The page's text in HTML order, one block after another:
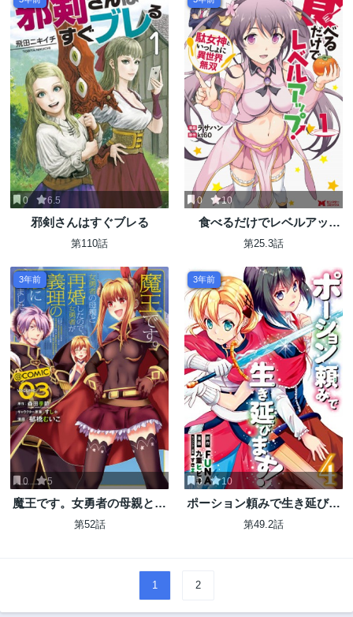
0 6.5
邪剣さんはすぐブレる
第110話
0 10
食べるだけでレベルアッ
プ！ ～駄女神といっしょに
第25.3話
3年前
0 5
魔王です。女勇者の母親と再
婚したので、女勇者が義理の
第52話
3年前
0 10
ポーション頼みで生き延びま
す！
第49.2話
1 2